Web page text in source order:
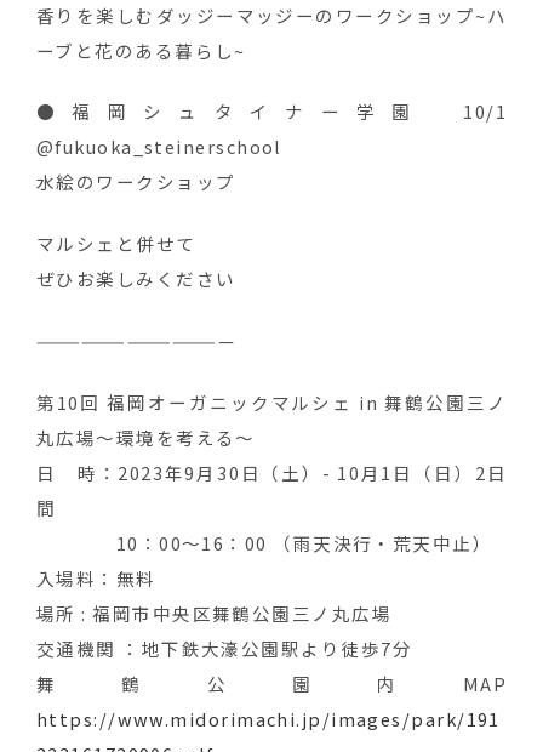
香りを楽しむダッジーマッジーのワークショップ~ハ
ーブと花のある暮らし~
●福岡シュタイナー学園 10/1
@fukuoka_steinerschool
水絵のワークショップ
マルシェと併せて
ぜひお楽しみください
—————————————
第10回 福岡オーガニックマルシェ in 舞鶴公園三ノ
丸広場〜環境を考える〜
日 時：2023年9月30日（土）- 10月1日（日）2日
間
10：00～16：00 （雨天決行・荒天中止）
入場料：無料
場所 : 福岡市中央区舞鶴公園三ノ丸広場
交通機関 ：地下鉄大濠公園駅より徒歩7分
舞鶴公園内MAP
https://www.midorimachi.jp/images/park/191